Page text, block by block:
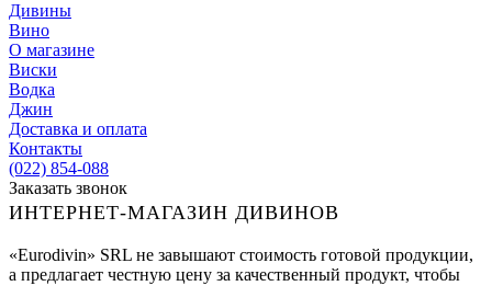
Дивины
Вино
О магазине
Виски
Водка
Джин
Доставка и оплата
Контакты
(022) 854-088
Заказать звонок
ИНТЕРНЕТ-МАГАЗИН ДИВИНОВ
«Eurodivin» SRL не завышают стоимость готовой продукции,
а предлагает честную цену за качественный продукт, чтобы